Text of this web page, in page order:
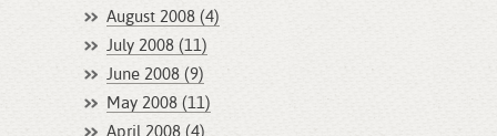
August 2008 (4)
July 2008 (11)
June 2008 (9)
May 2008 (11)
April 2008 (4)